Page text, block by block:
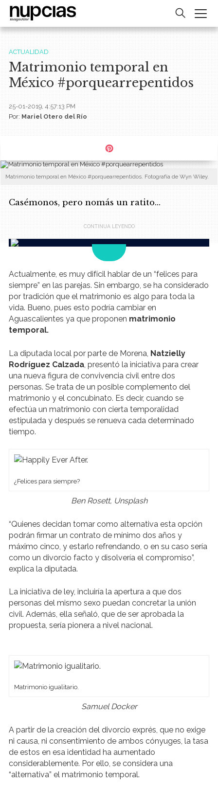
ACTUALIDAD
Matrimonio temporal en
México #porquearrepentidos
25-01-2019, 4:57:13 PM
Por:Mariel Otero del Río
Matrimonio temporal en México #porquearrepentidos. Fotografía de Wyn Wiley.
Casémonos, pero nomás un ratito...
Actualmente, es muy difícil hablar de un “felices para
siempre” en las parejas. Sin embargo, se ha considerado
por tradición que el matrimonio es algo para toda la
vida. Bueno, pues esto podría cambiar en
Aguascalientes ya que proponen matrimonio
temporal.
La diputada local por parte de Morena, Natzielly
Rodríguez Calzada, presentó la iniciativa para crear
una nueva figura de convivencia civil entre dos
personas. Se trata de un posible complemento del
matrimonio y el concubinato. Es decir, cuando se
efectúa un matrimonio con cierta temporalidad
estipulada y después se renueva cada determinado
tiempo.
¿Felices para siempre?
Ben Rosett, Unsplash
“Quienes decidan tomar como alternativa esta opción
podrán firmar un contrato de mínimo dos años y
máximo cinco, y estarlo refrendando, o en su caso sería
como un divorcio facto y disolvería el compromiso”,
explica la diputada.
La iniciativa de ley, incluiría la apertura a que dos
personas del mismo sexo puedan concretar la unión
civil. Además, ella señaló, que de ser aprobada la
propuesta, sería pionera a nivel nacional.
Matrimonio igualitario.
Samuel Docker
A partir de la creación del divorcio exprés, que no exige
ni causa, ni consentimiento de ambos cónyuges, la tasa
de estos en esa identidad ha aumentado
considerablemente. Por ello, se considera una
“alternativa” el matrimonio temporal.